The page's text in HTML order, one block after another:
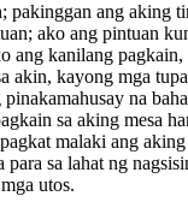
pakinggan ang aking
ako ang pintuan
ang kanilang pagkain,
akin, kayong mga
na
sa aking mesa
malaki ang
para sa lahat ng
utos.